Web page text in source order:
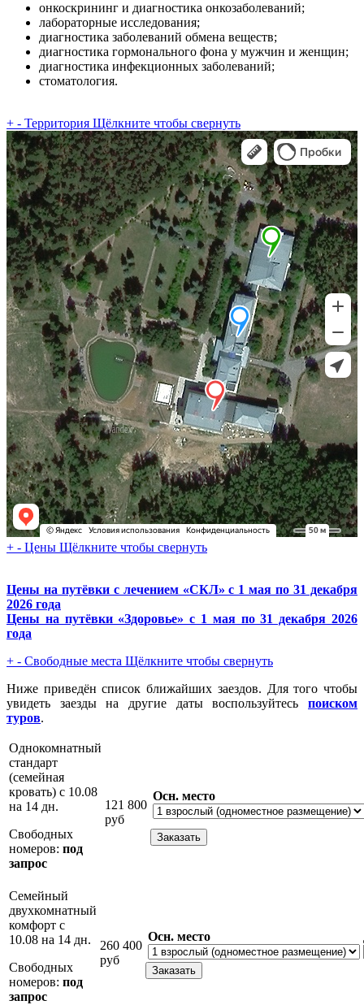
онкоскрининг и диагностика онкозаболеваний;
лабораторные исследования;
диагностика заболеваний обмена веществ;
диагностика гормонального фона у мужчин и женщин;
диагностика инфекционных заболеваний;
стоматология.
+ - Территория Щёлкните чтобы свернуть
+ - Цены Щёлкните чтобы свернуть
Цены на путёвки с лечением «СКЛ» с 1 мая по 31 декабря
2026 года
Цены на путёвки «Здоровье» с 1 мая по 31 декабря 2026
года
+ - Свободные места Щёлкните чтобы свернуть
Ниже приведён список ближайших заездов. Для того чтобы
увидеть заезды на другие даты воспользуйтесь поиском
туров.
Однокомнатный
стандарт
(семейная
кровать) с 10.08
на 14 дн.
Свободных
номеров: под
запрос
121 800
руб
Осн. место
Семейный
двухкомнатный
комфорт с
10.08 на 14 дн.
Свободных
номеров: под
запрос
260 400
руб
Осн. место